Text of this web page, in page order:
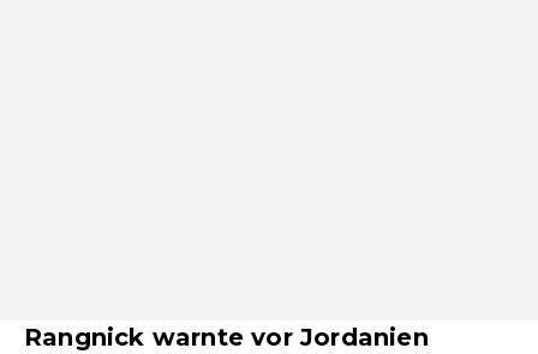
Rangnick warnte vor Jordanien